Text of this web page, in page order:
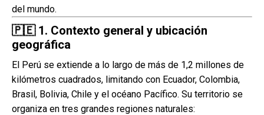
del mundo.
🇵🇪 1. Contexto general y ubicación
geográfica
El Perú se extiende a lo largo de más de 1,2 millones de
kilómetros cuadrados, limitando con Ecuador, Colombia,
Brasil, Bolivia, Chile y el océano Pacífico. Su territorio se
organiza en tres grandes regiones naturales: